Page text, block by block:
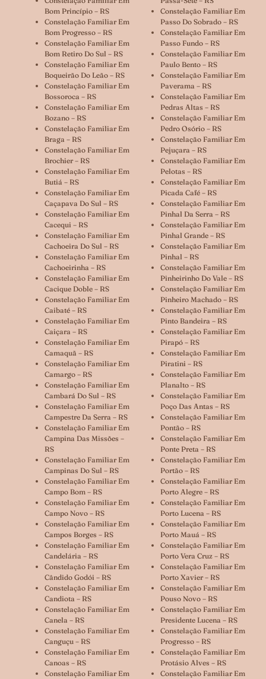
Bom Princípio – RS
Constelação Familiar Em
Bom Progresso – RS
Constelação Familiar Em
Bom Retiro Do Sul – RS
Constelação Familiar Em
Boqueirão Do Leão – RS
Constelação Familiar Em
Bossoroca – RS
Constelação Familiar Em
Bozano – RS
Constelação Familiar Em
Braga – RS
Constelação Familiar Em
Brochier – RS
Constelação Familiar Em
Butiá – RS
Constelação Familiar Em
Caçapava Do Sul – RS
Constelação Familiar Em
Cacequi – RS
Constelação Familiar Em
Cachoeira Do Sul – RS
Constelação Familiar Em
Cachoeirinha – RS
Constelação Familiar Em
Cacique Doble – RS
Constelação Familiar Em
Caibaté – RS
Constelação Familiar Em
Caiçara – RS
Constelação Familiar Em
Camaquã – RS
Constelação Familiar Em
Camargo – RS
Constelação Familiar Em
Cambará Do Sul – RS
Constelação Familiar Em
Campestre Da Serra – RS
Constelação Familiar Em
Campina Das Missões –
RS
Constelação Familiar Em
Campinas Do Sul – RS
Constelação Familiar Em
Campo Bom – RS
Constelação Familiar Em
Campo Novo – RS
Constelação Familiar Em
Campos Borges – RS
Constelação Familiar Em
Candelária – RS
Constelação Familiar Em
Cândido Godói – RS
Constelação Familiar Em
Candiota – RS
Constelação Familiar Em
Canela – RS
Constelação Familiar Em
Canguçu – RS
Constelação Familiar Em
Canoas – RS
Constelação Familiar Em
Constelação Familiar Em
Passo Do Sobrado – RS
Constelação Familiar Em
Passo Fundo – RS
Constelação Familiar Em
Paulo Bento – RS
Constelação Familiar Em
Paverama – RS
Constelação Familiar Em
Pedras Altas – RS
Constelação Familiar Em
Pedro Osório – RS
Constelação Familiar Em
Pejuçara – RS
Constelação Familiar Em
Pelotas – RS
Constelação Familiar Em
Picada Café – RS
Constelação Familiar Em
Pinhal Da Serra – RS
Constelação Familiar Em
Pinhal Grande – RS
Constelação Familiar Em
Pinhal – RS
Constelação Familiar Em
Pinheirinho Do Vale – RS
Constelação Familiar Em
Pinheiro Machado – RS
Constelação Familiar Em
Pinto Bandeira – RS
Constelação Familiar Em
Pirapó – RS
Constelação Familiar Em
Piratini – RS
Constelação Familiar Em
Planalto – RS
Constelação Familiar Em
Poço Das Antas – RS
Constelação Familiar Em
Pontão – RS
Constelação Familiar Em
Ponte Preta – RS
Constelação Familiar Em
Portão – RS
Constelação Familiar Em
Porto Alegre – RS
Constelação Familiar Em
Porto Lucena – RS
Constelação Familiar Em
Porto Mauá – RS
Constelação Familiar Em
Porto Vera Cruz – RS
Constelação Familiar Em
Porto Xavier – RS
Constelação Familiar Em
Pouso Novo – RS
Constelação Familiar Em
Presidente Lucena – RS
Constelação Familiar Em
Progresso – RS
Constelação Familiar Em
Protásio Alves – RS
Constelação Familiar Em